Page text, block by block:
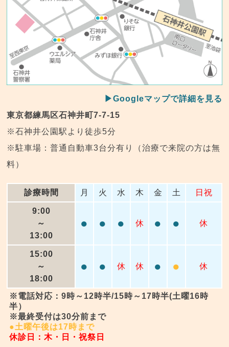
▶Googleマップで詳細を見る
東京都練馬区石神井町7-7-15
※石神井公園駅より徒歩5分
※駐車場：普通自動車3台分有り（治療で来院の方は無
料）
診療時間 月 火 水 木 金 土 日祝
9:00
～
13:00
● ● ● 休 ● ● 休
15:00
～
18:00
● ● 休 休 ● ● 休
※電話対応：9時～12時半/15時～17時半(土曜16時
半）
※最終受付は30分前まで
●土曜午後は17時まで
休診日：木・日・祝祭日